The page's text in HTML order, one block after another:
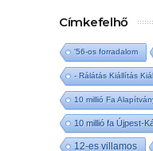
Címkefelhő
'56-os forradalom
- Rálátás Kiállítás
10 millió Fa
10 millió fa Újpest-
12-es villamos